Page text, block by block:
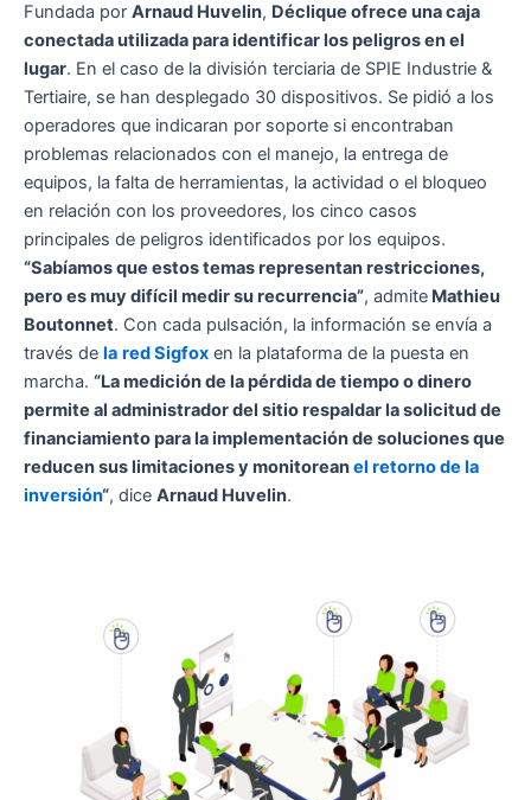
Fundada por Arnaud Huvelin, Déclique ofrece una caja
conectada utilizada para identificar los peligros en el
lugar. En el caso de la división terciaria de SPIE Industrie &
Tertiaire, se han desplegado 30 dispositivos. Se pidió a los
operadores que indicaran por soporte si encontraban
problemas relacionados con el manejo, la entrega de
equipos, la falta de herramientas, la actividad o el bloqueo
en relación con los proveedores, los cinco casos
principales de peligros identificados por los equipos.
“Sabíamos que estos temas representan restricciones,
pero es muy difícil medir su recurrencia”, admite Mathieu
Boutonnet. Con cada pulsación, la información se envía a
través de la red Sigfox en la plataforma de la puesta en
marcha. “La medición de la pérdida de tiempo o dinero
permite al administrador del sitio respaldar la solicitud de
financiamiento para la implementación de soluciones que
reducen sus limitaciones y monitoreanel retorno de la
inversión“, dice Arnaud Huvelin.